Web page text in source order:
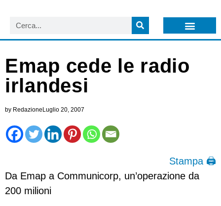
Emap cede le radio
irlandesi
by Redazione Luglio 20, 2007
Stampa 🖨
Da Emap a Communicorp, un’operazione da
200 milioni